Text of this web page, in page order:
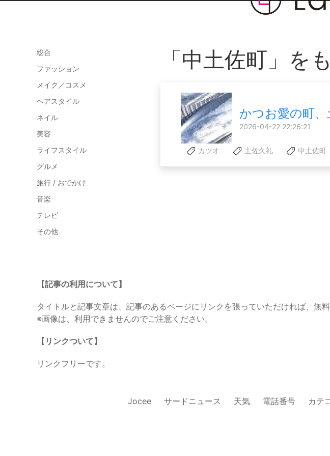
総合
ファッション
メイク／コスメ
ヘアスタイル
ネイル
美容
ライフスタイル
グルメ
旅行 / おでかけ
音楽
テレビ
その他
「中土佐町」を
かつお愛の町
2026-04-22 22:26:21
カツオ 土佐久礼 中土佐町
【記事の利用について】
タイトルと記事文章は、記事のあるページにリンクを張っていただければ、無料
※画像は、利用できませんのでご注意ください。
【リンクついて】
リンクフリーです。
Jocee サードニュース 天気 電話番号 カテ